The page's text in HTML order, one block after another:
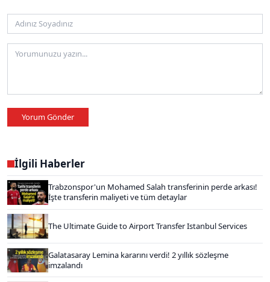
Yorum Gönder
İlgili Haberler
Trabzonspor'un Mohamed Salah transferinin perde arkası!
İşte transferin maliyeti ve tüm detaylar
The Ultimate Guide to Airport Transfer Istanbul Services
Galatasaray Lemina kararını verdi! 2 yıllık sözleşme
imzalandı